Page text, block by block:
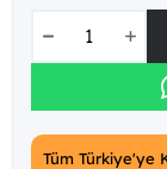
Tüm Türkiye'ye